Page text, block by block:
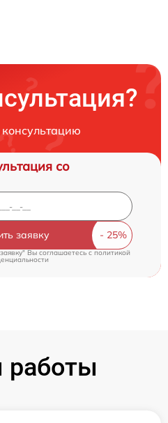
со
заявку
Вы соглашаетесь c политикой
работы